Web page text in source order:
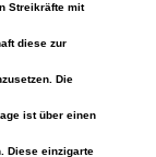
Streikräfte mit
diese zur
Die
ist über einen
Diese einzigarte